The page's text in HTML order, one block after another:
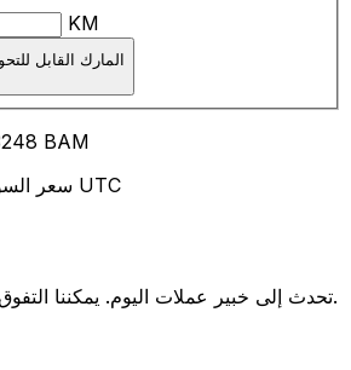
KM
المارك القابل
BAM
سعر السوق المتوسط في 11:27 UTC
تحدث إلى خبير عملات اليوم.يمكننا التفوق على أسعار المنافسين.